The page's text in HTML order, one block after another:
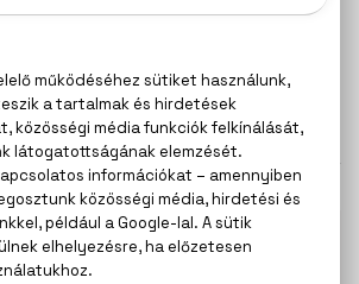
13.800 Ft
KAPCSOLÓDÓ TERMÉKEK
14 napos visszaküldési